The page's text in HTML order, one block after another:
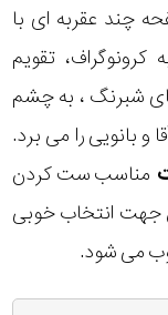
چند عقربه ای با
تقویم
شبرنگ ، به چشم
بانویی را می برد.
مناسب ست کردن
جهت انتخاب خوبی
می شود.